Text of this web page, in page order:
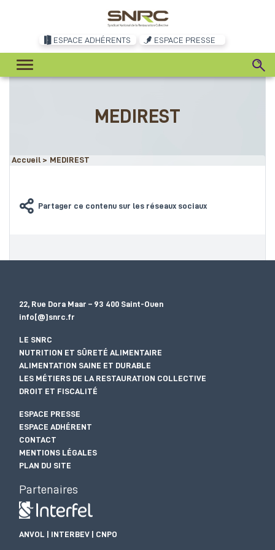
ESPACE ADHÉRENTS ESPACE PRESSE
MEDIREST
Accueil > MEDIREST
Partager ce contenu sur les réseaux sociaux
22, Rue Dora Maar – 93 400 Saint-Ouen
info[@]snrc.fr
LE SNRC
NUTRITION ET SÛRETÉ ALIMENTAIRE
ALIMENTATION SAINE ET DURABLE
LES MÉTIERS DE LA RESTAURATION COLLECTIVE
DROIT ET FISCALITÉ
ESPACE PRESSE
ESPACE ADHÉRENT
CONTACT
MENTIONS LÉGALES
PLAN DU SITE
Partenaires
ANVOL | INTERBEV | CNPO